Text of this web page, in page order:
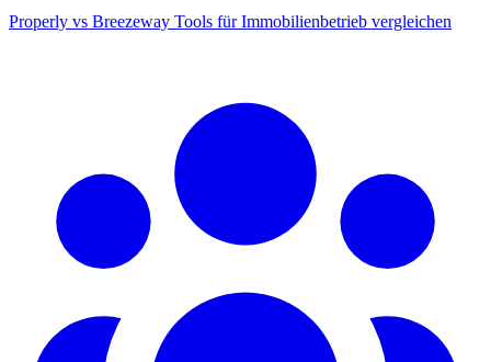
Properly vs Breezeway Tools für Immobilienbetrieb vergleichen